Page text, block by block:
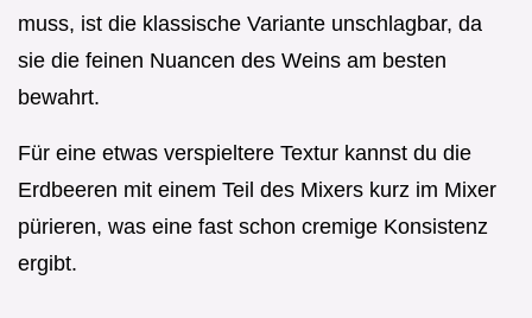
muss, ist die klassische Variante unschlagbar, da
sie die feinen Nuancen des Weins am besten
bewahrt.
Für eine etwas verspieltere Textur kannst du die
Erdbeeren mit einem Teil des Mixers kurz im Mixer
pürieren, was eine fast schon cremige Konsistenz
ergibt.